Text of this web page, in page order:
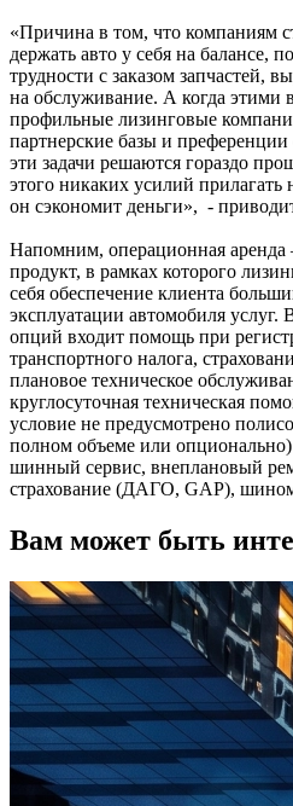
«Причина в том, что компаниям
держать авто у себя на балансе,
трудности с заказом запчастей,
на обслуживание. А когда этими
профильные лизинговые
партнерские базы и
эти задачи решаются гораздо
этого никаких усилий
он сэкономит деньги», -
Напомним, операционная
продукт, в рамках которого
себя обеспечение клиента
эксплуатации автомобиля услуг.
опций входит помощь при
транспортного налога,
плановое техническое
круглосуточная техническая
условие не предусмотрено
полном объеме или
шинный сервис, внеплановый
страхование (ДАГО, GAP),
Вам может быть